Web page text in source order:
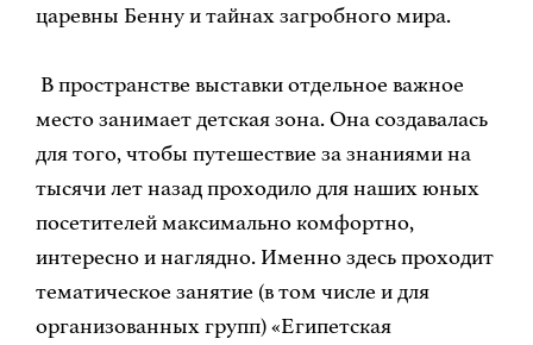
царевны Бенну и тайнах загробного мира.
В пространстве выставки отдельное важное
место занимает детская зона. Она создавалась
для того, чтобы путешествие за знаниями на
тысячи лет назад проходило для наших юных
посетителей максимально комфортно,
интересно и наглядно. Именно здесь проходит
тематическое занятие (в том числе и для
организованных групп) «Египетская